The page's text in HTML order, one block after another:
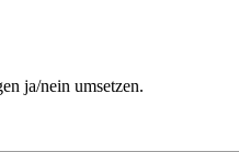
ja/nein umsetzen.